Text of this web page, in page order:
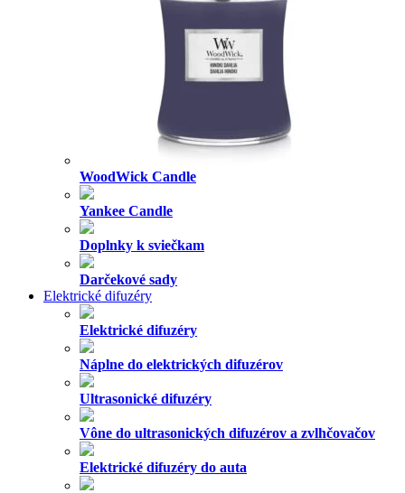
WoodWick Candle
Yankee Candle
Doplnky k sviečkam
Darčekové sady
Elektrické difuzéry
Elektrické difuzéry
Náplne do elektrických difuzérov
Ultrasonické difuzéry
Vône do ultrasonických difuzérov a zvlhčovačov
Elektrické difuzéry do auta